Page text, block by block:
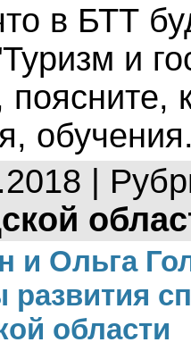
в БТТ
и
поясните,
|
и Ольга
развития
области